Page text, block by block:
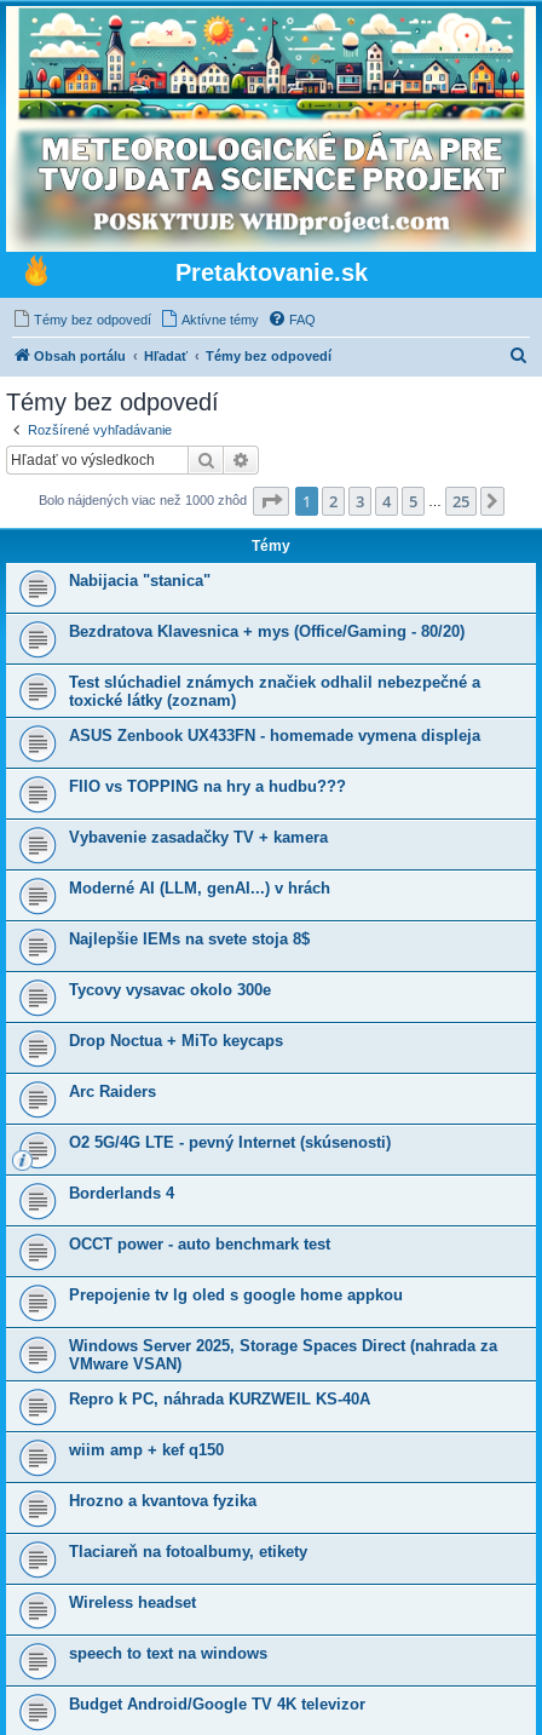
Pretaktovanie.sk
Témy bez odpovedí Aktívne témy FAQ
Obsah portálu Hľadať Témy bez odpovedí
Témy bez odpovedí
Rozšírené vyhľadávanie
Hľadať
Bolo nájdených viac než 1000 zhôd Strana1 z25
1 2 3 4 5 25
Témy
Nabijacia "stanica"
Bezdratova Klavesnica + mys (Office/Gaming - 80/20)
Test slúchadiel známych značiek odhalil nebezpečné a
toxické látky (zoznam)
ASUS Zenbook UX433FN - homemade vymena displeja
FIIO vs TOPPING na hry a hudbu???
Vybavenie zasadačky TV + kamera
Moderné AI (LLM, genAI...) v hrách
Najlepšie IEMs na svete stoja 8$
Tycovy vysavac okolo 300e
Drop Noctua + MiTo keycaps
Arc Raiders
O2 5G/4G LTE - pevný Internet (skúsenosti)
Borderlands 4
OCCT power - auto benchmark test
Prepojenie tv lg oled s google home appkou
Windows Server 2025, Storage Spaces Direct (nahrada za
VMware VSAN)
Repro k PC, náhrada KURZWEIL KS-40A
wiim amp + kef q150
Hrozno a kvantova fyzika
Tlaciareň na fotoalbumy, etikety
Wireless headset
speech to text na windows
Budget Android/Google TV 4K televizor